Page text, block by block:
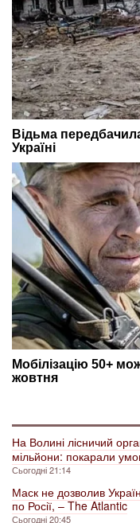
На Волині лісничий
мільйони: покарали
Сьогодні 21:14
Маск не дозволив
по Росії, – The Atlantic
Сьогодні 20:45